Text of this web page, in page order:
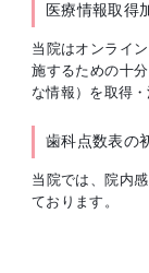
医療情報取得
当院はオンライ
施するための十
な情報）を取得
歯科点数表の
当院では、院内
ております。